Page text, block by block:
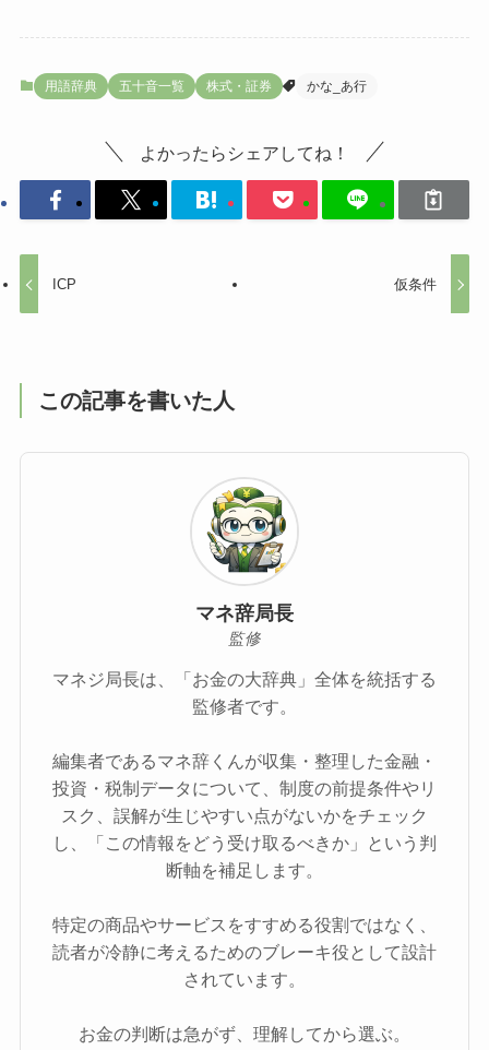
用語辞典 五十音一覧 株式・証券 かな_あ行
よかったらシェアしてね！
ICP 仮条件
この記事を書いた人
マネ辞局長
監修
マネジ局長は、「お金の大辞典」全体を統括する
監修者です。
編集者であるマネ辞くんが収集・整理した金融・
投資・税制データについて、制度の前提条件やリ
スク、誤解が生じやすい点がないかをチェック
し、「この情報をどう受け取るべきか」という判
断軸を補足します。
特定の商品やサービスをすすめる役割ではなく、
読者が冷静に考えるためのブレーキ役として設計
されています。
お金の判断は急がず、理解してから選ぶ。